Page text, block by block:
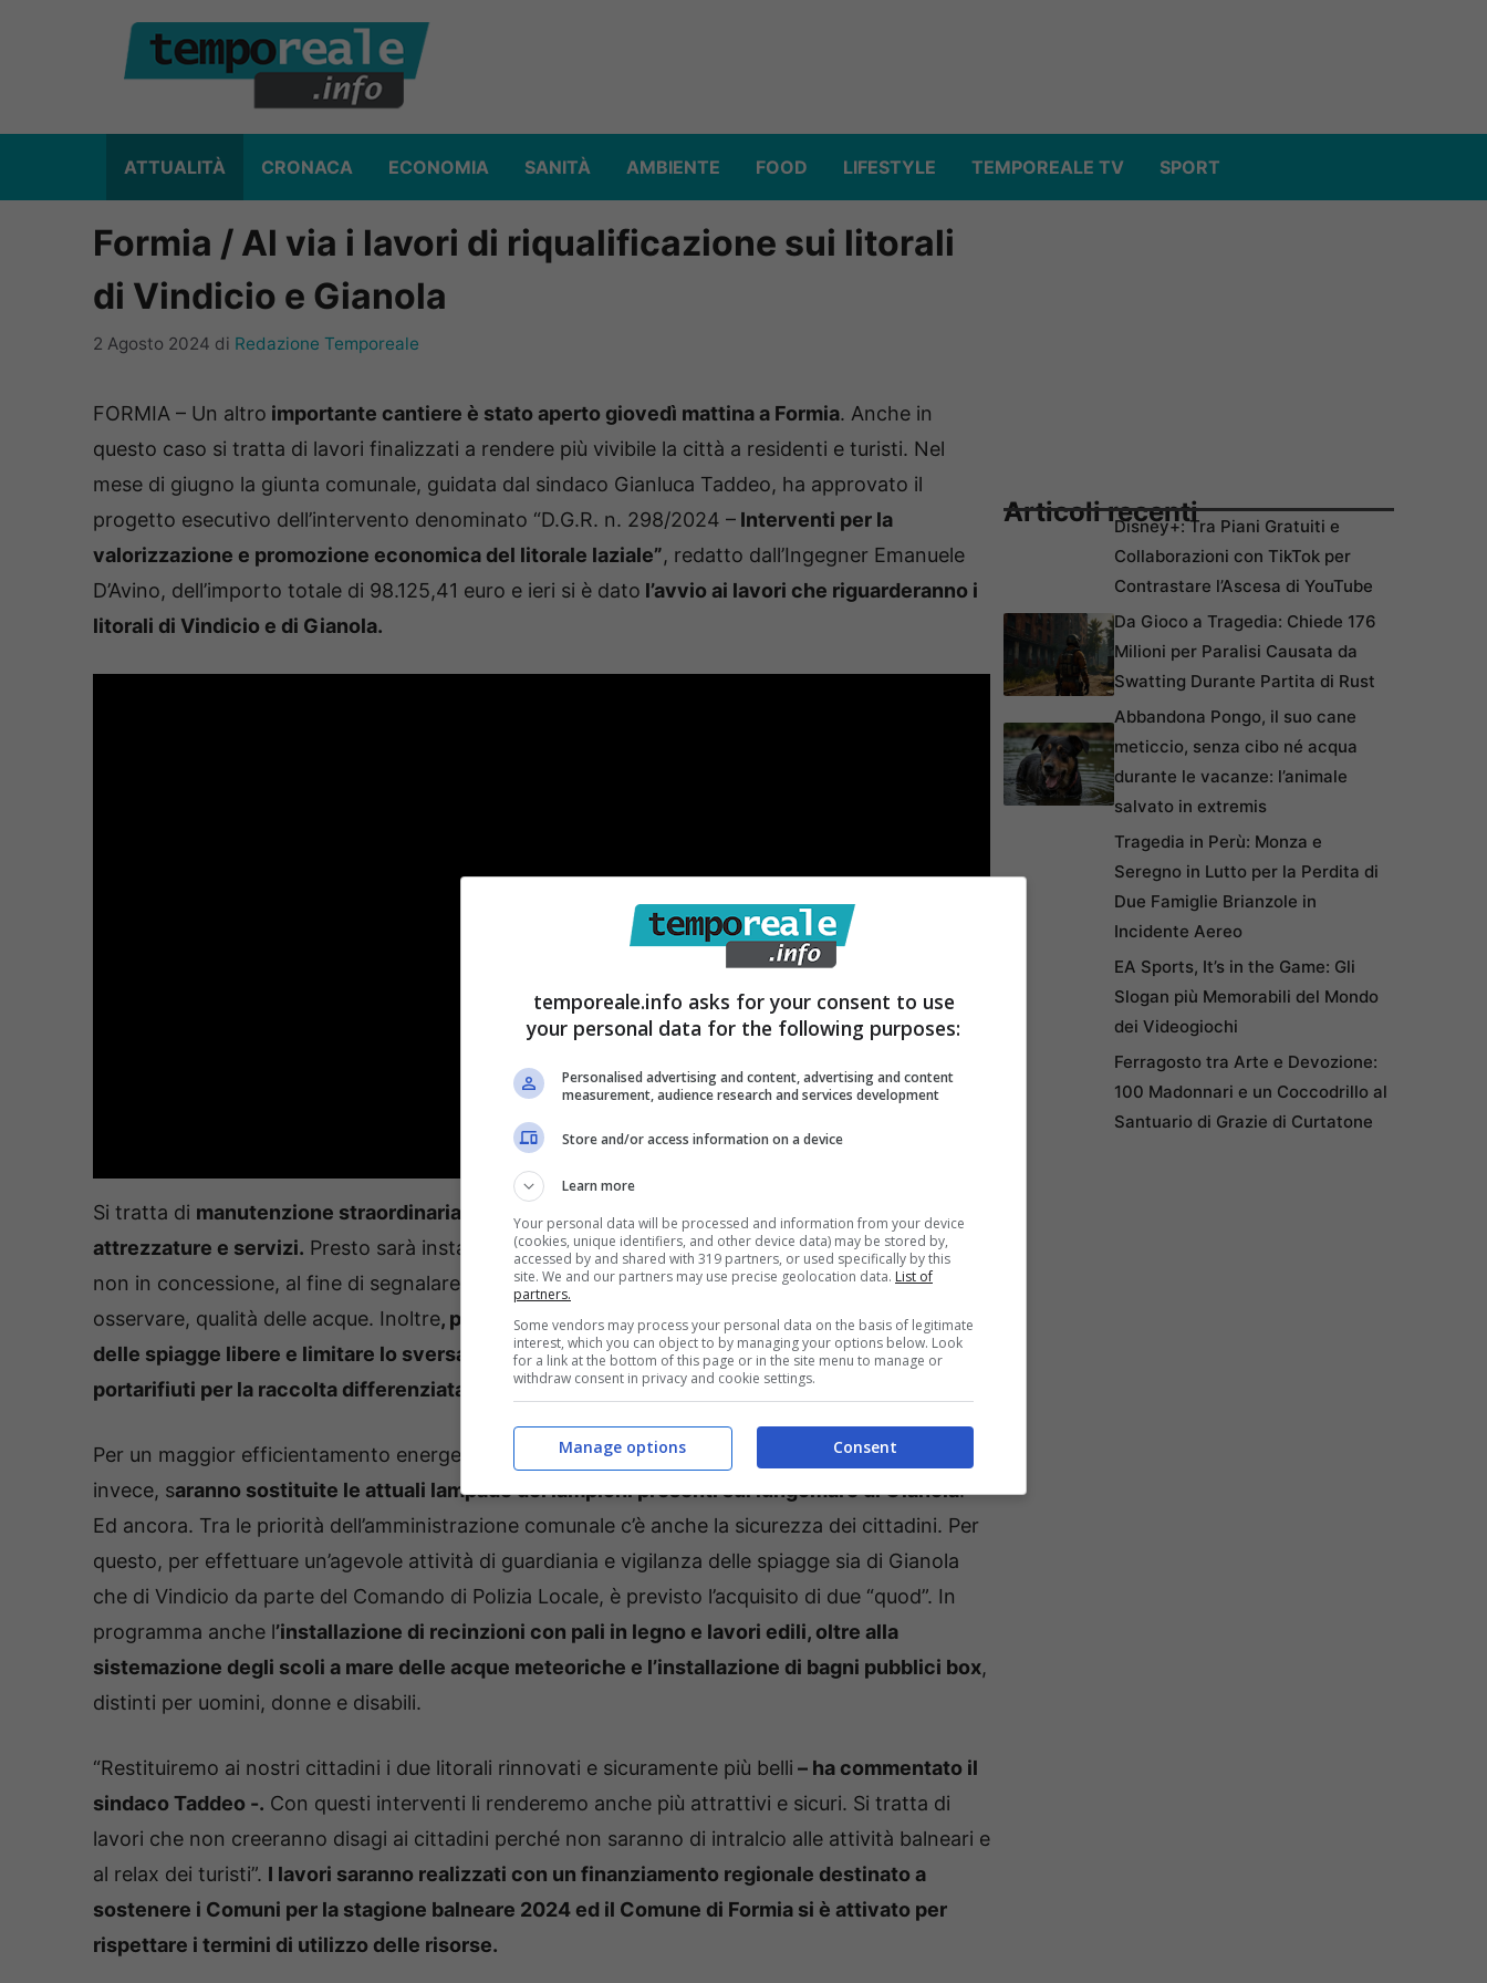
ATTUALITÀ CRONACA ECONOMIA SANITÀ AMBIENTE FOOD LIFESTYLE TEMPOREALE TV SPORT
Formia / Al via i lavori di riqualificazione sui litorali
di Vindicio e Gianola
2 Agosto 2024 di Redazione Temporeale
FORMIA – Un altro importante cantiere è stato aperto giovedì mattina a Formia. Anche in
questo caso si tratta di lavori finalizzati a rendere più vivibile la città a residenti e turisti. Nel
mese di giugno la giunta comunale, guidata dal sindaco Gianluca Taddeo, ha approvato il
progetto esecutivo dell’intervento denominato “D.G.R. n. 298/2024 – Interventi per la
valorizzazione e promozione economica del litorale laziale”, redatto dall’Ingegner Emanuele
D’Avino, dell’importo totale di 98.125,41 euro e ieri si è dato l’avvio ai lavori che riguarderanno i
litorali di Vindicio e di Gianola.
Si tratta di manutenzione straordinaria delle strade di accesso alle spiagge e di dotazione di
attrezzature e servizi. Presto sarà installata una nuova cartellonistica sui tratti di arenile liberi
non in concessione, al fine di segnalare pericoli, richiamo alle ordinanze, comportamento da
osservare, qualità delle acque. Inoltre, per garantire un maggior numero di servizi per gli utenti
delle spiagge libere e limitare lo sversamento di rifiuti, si prevede l’installazione di cestini
portarifiuti per la raccolta differenziata.
Per un maggior efficientamento energetico ed una maggiore visibilità degli accessi alle spiagge,
invece, saranno sostituite le attuali lampade dei lampioni presenti sul lungomare di Gianola.
Ed ancora. Tra le priorità dell’amministrazione comunale c’è anche la sicurezza dei cittadini. Per
questo, per effettuare un’agevole attività di guardiania e vigilanza delle spiagge sia di Gianola
che di Vindicio da parte del Comando di Polizia Locale, è previsto l’acquisito di due “quod”. In
programma anche l’installazione di recinzioni con pali in legno e lavori edili, oltre alla
sistemazione degli scoli a mare delle acque meteoriche e l’installazione di bagni pubblici box,
distinti per uomini, donne e disabili.
“Restituiremo ai nostri cittadini i due litorali rinnovati e sicuramente più belli – ha commentato il
sindaco Taddeo -. Con questi interventi li renderemo anche più attrattivi e sicuri. Si tratta di
lavori che non creeranno disagi ai cittadini perché non saranno di intralcio alle attività balneari e
al relax dei turisti”. I lavori saranno realizzati con un finanziamento regionale destinato a
sostenere i Comuni per la stagione balneare 2024 ed il Comune di Formia si è attivato per
rispettare i termini di utilizzo delle risorse.
Articoli recentiDisney+: Tra Piani Gratuiti e
Collaborazioni con TikTok per
Contrastare l’Ascesa di YouTube
Da Gioco a Tragedia: Chiede 176
Milioni per Paralisi Causata da
Swatting Durante Partita di Rust
Abbandona Pongo, il suo cane
meticcio, senza cibo né acqua
durante le vacanze: l’animale
salvato in extremis
Tragedia in Perù: Monza e
Seregno in Lutto per la Perdita di
Due Famiglie Brianzole in
Incidente Aereo
EA Sports, It’s in the Game: Gli
Slogan più Memorabili del Mondo
dei Videogiochi
Ferragosto tra Arte e Devozione:
100 Madonnari e un Coccodrillo al
Santuario di Grazie di Curtatone
temporeale.info asks for your consent to use
your personal data for the following purposes:
Personalised advertising and content, advertising and content
measurement, audience research and services development
Store and/or access information on a device
Learn more
Your personal data will be processed and information from your device
(cookies, unique identifiers, and other device data) may be stored by,
accessed by and shared with 319 partners, or used specifically by this
site. We and our partners may use precise geolocation data. List of
partners.
Some vendors may process your personal data on the basis of legitimate
interest, which you can object to by managing your options below. Look
for a link at the bottom of this page or in the site menu to manage or
withdraw consent in privacy and cookie settings.
Consent
Manage options